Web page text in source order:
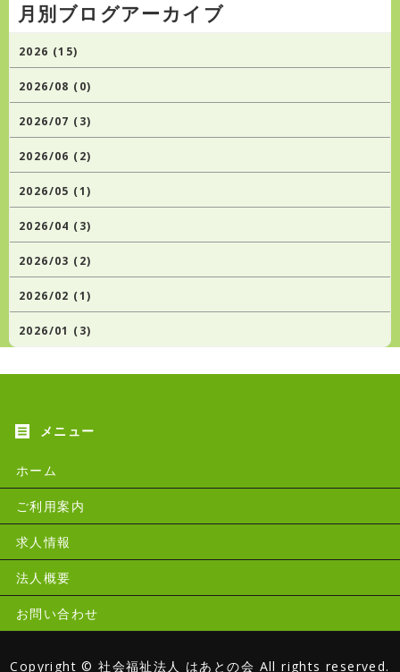
月別ブログアーカイブ
2026 (15)
2026/08 (0)
2026/07 (3)
2026/06 (2)
2026/05 (1)
2026/04 (3)
2026/03 (2)
2026/02 (1)
2026/01 (3)
ホーム
ご利用案内
求人情報
法人概要
お問い合わせ
Copyright ©社会福祉法人 はあとの会 All rights reserved.